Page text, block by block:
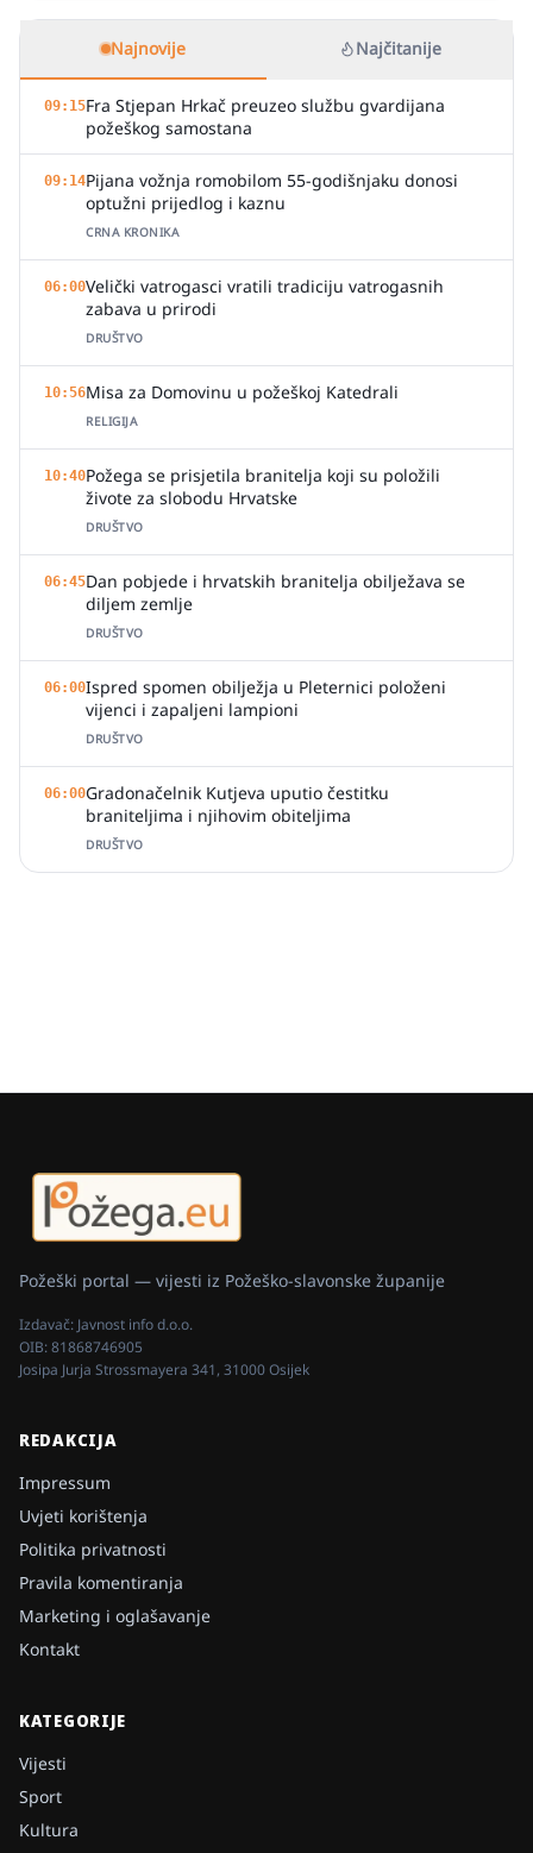
Najnovije Najčitanije
09:15Fra Stjepan Hrkač preuzeo službu gvardijana
požeškog samostana
09:14Pijana vožnja romobilom 55-godišnjaku donosi
optužni prijedlog i kaznu
CRNA KRONIKA
06:00Velički vatrogasci vratili tradiciju vatrogasnih
zabava u prirodi
DRUŠTVO
10:56Misa za Domovinu u požeškoj Katedrali
RELIGIJA
10:40Požega se prisjetila branitelja koji su položili
živote za slobodu Hrvatske
DRUŠTVO
06:45Dan pobjede i hrvatskih branitelja obilježava se
diljem zemlje
DRUŠTVO
06:00Ispred spomen obilježja u Pleternici položeni
vijenci i zapaljeni lampioni
DRUŠTVO
06:00Gradonačelnik Kutjeva uputio čestitku
braniteljima i njihovim obiteljima
DRUŠTVO
Požeški portal — vijesti iz Požeško-slavonske županije
Izdavač: Javnost info d.o.o.
OIB:81868746905
Josipa Jurja Strossmayera 341, 31000 Osijek
REDAKCIJA
Impressum
Uvjeti korištenja
Politika privatnosti
Pravila komentiranja
Marketing i oglašavanje
Kontakt
KATEGORIJE
Vijesti
Sport
Kultura